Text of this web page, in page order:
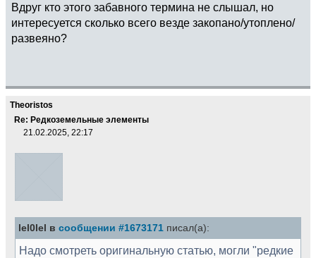
Вдруг кто этого забавного термина не слышал, но
интересуется сколько всего везде закопано/утоплено/
развеяно?
Theoristos
Re: Редкоземельные элементы
21.02.2025, 22:17
lel0lel в сообщении #1673171 писал(а):
Надо смотреть оригинальную статью, могли "редкие